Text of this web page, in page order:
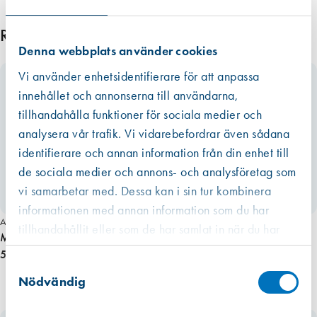
Denna webbplats använder cookies
Vi använder enhetsidentifierare för att anpassa
innehållet och annonserna till användarna,
tillhandahålla funktioner för sociala medier och
analysera vår trafik. Vi vidarebefordrar även sådana
identifierare och annan information från din enhet till
de sociala medier och annons- och analysföretag som
vi samarbetar med. Dessa kan i sin tur kombinera
informationen med annan information som du har
tillhandahållit eller som de har samlat in när du har
använt deras tjänster.
Nödvändig
f
Relaterade produkter
Art. nr 3801
Mirka slipark 80×130 K40, 8 hål,RS 400(50 st/fp)
525,00 kr
Finns i lager (66 st)